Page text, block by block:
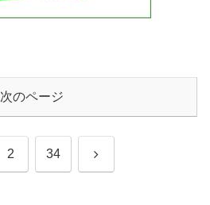
次のページ
2 34 次